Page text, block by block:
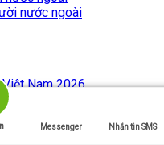
nước ngoài
Nam 2026
Messenger Nhắn tin SMS